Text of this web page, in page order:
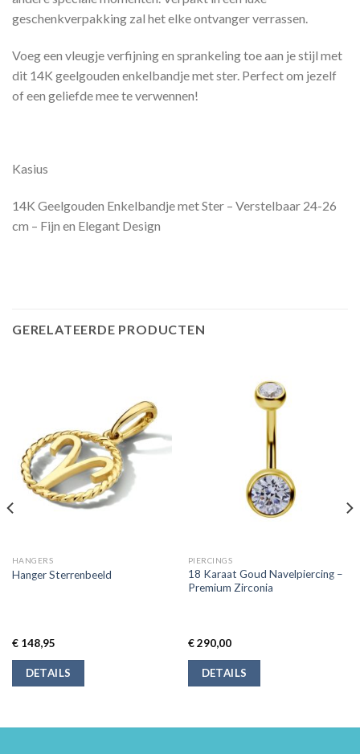
geschenkverpakking zal het elke ontvanger verrassen.
Voeg een vleugje verfijning en sprankeling toe aan je stijl met
dit 14K geelgouden enkelbandje met ster. Perfect om jezelf
of een geliefde mee te verwennen!
Kasius
14K Geelgouden Enkelbandje met Ster – Verstelbaar 24-26
cm – Fijn en Elegant Design
GERELATEERDE PRODUCTEN
HANGERS
Hanger Sterrenbeeld
€148,95
DETAILS
PIERCINGS
18 Karaat Goud Navelpiercing –
Premium Zirconia
€290,00
DETAILS